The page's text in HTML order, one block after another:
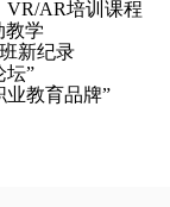
同服务品牌，